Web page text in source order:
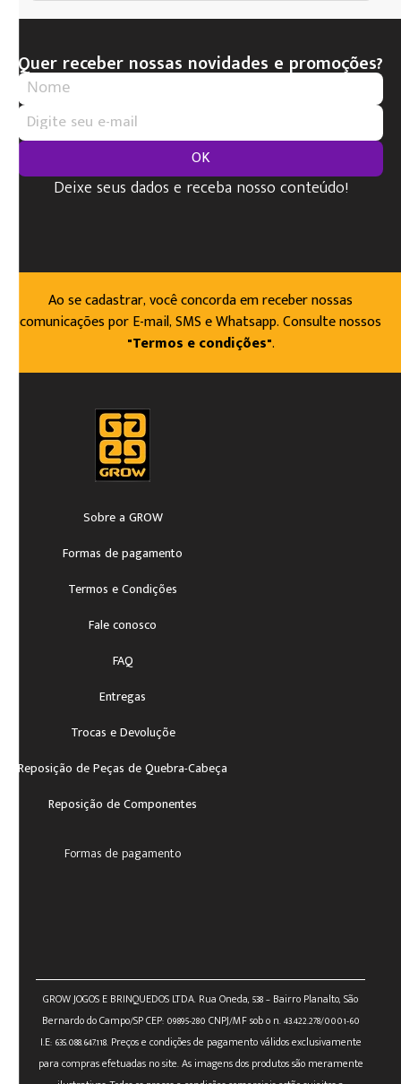
Quer receber nossas novidades e promoções?
OK
Deixe seus dados e receba nosso conteúdo!
Ao se cadastrar, você concorda em receber nossas
comunicações por E-mail, SMS e Whatsapp. Consulte nossos
"Termos e condições".
Sobre a GROW
Formas de pagamento
Termos e Condições
Fale conosco
FAQ
Entregas
Trocas e Devoluçõe
Reposição de Peças de Quebra-Cabeça
Reposição de Componentes
Formas de pagamento
GROW JOGOS E BRINQUEDOS LTDA. Rua Oneda, 538 – Bairro Planalto, São
Bernardo do Campo/SP CEP: 09895-280 CNPJ/MF sob o n. 43.422.278/0001-60
I.E: 635.088.647.118. Preços e condições de pagamento válidos exclusivamente
para compras efetuadas no site. As imagens dos produtos são meramente